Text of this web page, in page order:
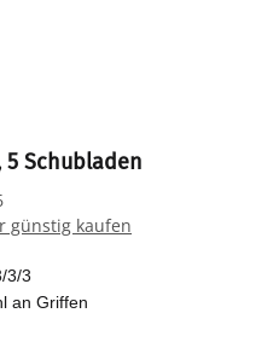
Schubladen
günstig kaufen
3/3
an Griffen